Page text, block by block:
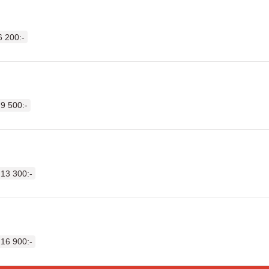
200:-
9 500:-
13 300:-
16 900:-